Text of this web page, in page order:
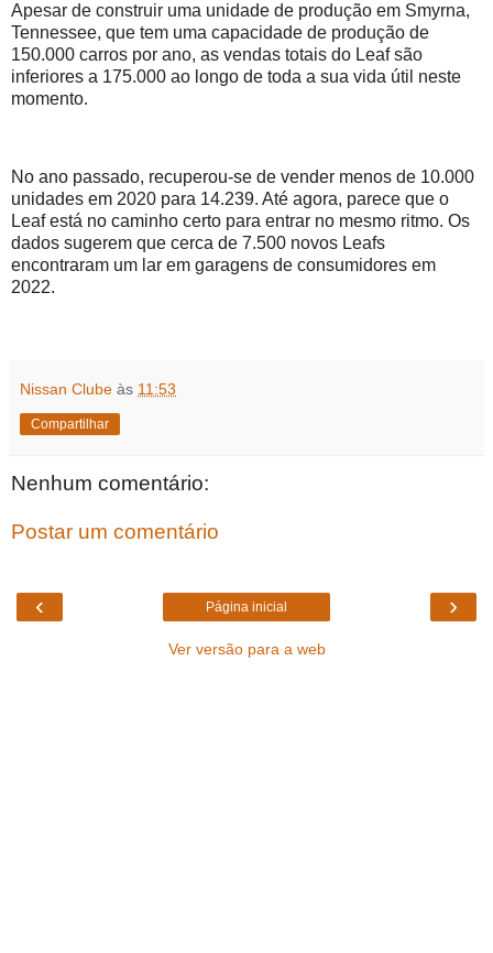
Apesar de construir uma unidade de produção em Smyrna,
Tennessee, que tem uma capacidade de produção de
150.000 carros por ano, as vendas totais do Leaf são
inferiores a 175.000 ao longo de toda a sua vida útil neste
momento.
No ano passado, recuperou-se de vender menos de 10.000
unidades em 2020 para 14.239. Até agora, parece que o
Leaf está no caminho certo para entrar no mesmo ritmo. Os
dados sugerem que cerca de 7.500 novos Leafs
encontraram um lar em garagens de consumidores em
2022.
Nissan Clube às 11:53
Compartilhar
Nenhum comentário:
Postar um comentário
‹ ›
Página inicial
Ver versão para a web